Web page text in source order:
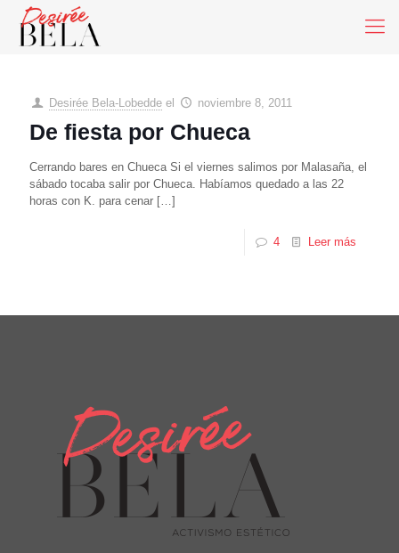
Desirée Bela-Lobedde el noviembre 8, 2011
De fiesta por Chueca
Cerrando bares en Chueca Si el viernes salimos por Malasaña, el
sábado tocaba salir por Chueca. Habíamos quedado a las 22
horas con K. para cenar […]
4 Leer más